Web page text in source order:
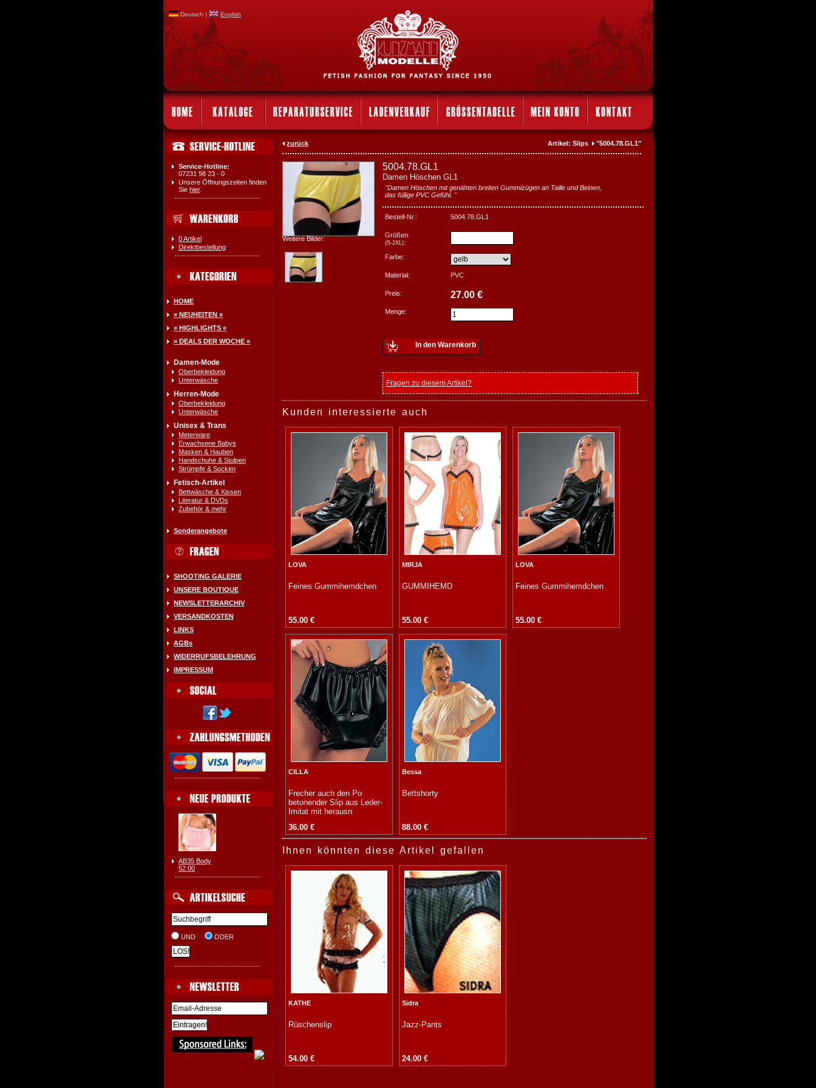
Deutsch | English
Service-Hotline:
07231 98 23 - 0
Unsere Öffnungszeiten finden
Sie hier.
0 Artikel
Direktbestellung
HOME
» NEUHEITEN «
» HIGHLIGHTS «
» DEALS DER WOCHE «
Damen-Mode
Oberbekleidung
Unterwäsche
Herren-Mode
Oberbekleidung
Unterwäsche
Unisex & Trans
Meterware
Erwachsene Babys
Masken & Hauben
Handschuhe & Stulpen
Strümpfe & Socken
Fetisch-Artikel
Bettwäsche & Kissen
Literatur & DVDs
Zubehör & mehr
Sonderangebote
SHOOTING GALERIE
UNSERE BOUTIQUE
NEWSLETTERARCHIV
VERSANDKOSTEN
LINKS
AGBs
WIDERRUFSBELEHRUNG
IMPRESSUM
AB35 Body
52.00
UND ODER
zurück Artikel: Slips "5004.78.GL1"
Weitere Bilder:
5004.78.GL1
Damen Höschen GL1
"Damen Höschen mit genähten breiten Gummizügen an Taille und Beinen,
das füllige PVC Gefühl. "
Bestell-Nr.: 5004.78.GL1
Größen:
(S-2XL):
Farbe:
Material: PVC
Preis: 27.00 €
Menge:
In den Warenkorb
Fragen zu diesem Artikel?
Kunden interessierte auch
LOVA
Feines Gummihemdchen
55.00 €
MIRJA
GUMMIHEMD
55.00 €
LOVA
Feines Gummihemdchen
55.00 €
CILLA
Frecher auch den Po
betonender Slip aus Leder-
Imitat mit herausn
36.00 €
Bessa
Bettshorty
88.00 €
Ihnen könnten diese Artikel gefallen
KATHE
Rüschenslip
54.00 €
Sidra
Jazz-Pants
24.00 €